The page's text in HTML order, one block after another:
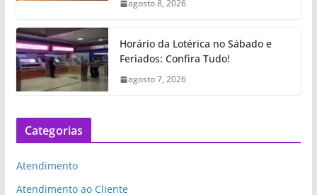
agosto 8, 2026
Horário da Lotérica no Sábado e
Feriados: Confira Tudo!
agosto 7, 2026
Categorias
Atendimento
Atendimento ao Cliente